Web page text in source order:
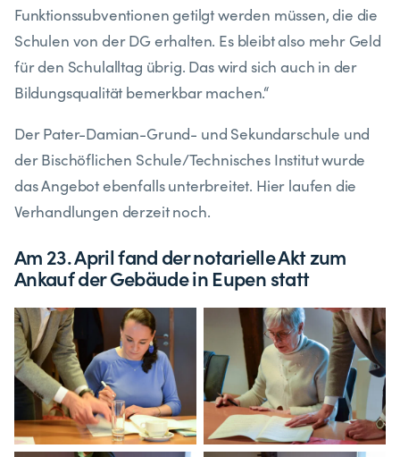
Funktionssubventionen getilgt werden müssen, die die
Schulen von der DG erhalten. Es bleibt also mehr Geld
für den Schulalltag übrig. Das wird sich auch in der
Bildungsqualität bemerkbar machen.“
Der Pater-Damian-Grund- und Sekundarschule und
der Bischöflichen Schule/Technisches Institut wurde
das Angebot ebenfalls unterbreitet. Hier laufen die
Verhandlungen derzeit noch.
Am 23. April fand der notarielle Akt zum
Ankauf der Gebäude in Eupen statt